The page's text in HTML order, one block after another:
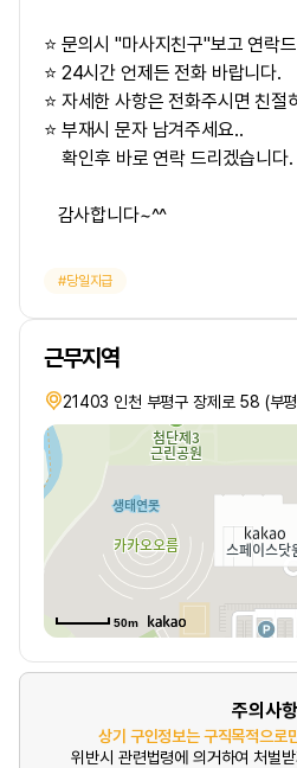
⭐ 문의시 "마사지친구"보고 연락
⭐ 24시간 언제든 전화 바랍니다.
⭐ 자세한 사항은 전화주시면 친절
⭐ 부재시 문자 남겨주세요..
확인후 바로 연락 드리겠습니다.
감사합니다~^^
당일지급
근무지역
21403 인천 부평구 장제로 58 (부
50m
주의사항
상기 구인정보는 구직목적으로
위반시 관련법령에 의거하여 처벌